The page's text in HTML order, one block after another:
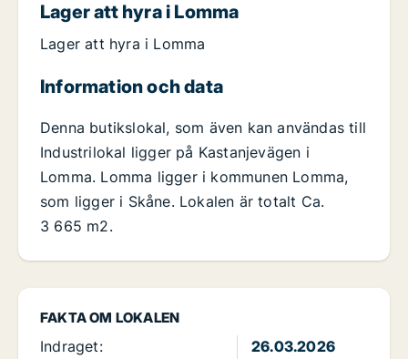
FAKTA OM LOKALEN
Indraget:
26.03.2026
Lager att hyra i Lomma
Lager att hyra i Lomma
Information och data
Denna butikslokal, som även kan användas till
Industrilokal ligger på Kastanjevägen i
Lomma. Lomma ligger i kommunen Lomma,
som ligger i Skåne. Lokalen är totalt Ca.
3 665 m2.